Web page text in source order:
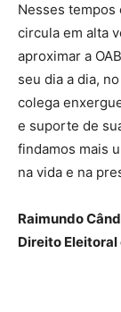
Nesses tempos
circula em alta
aproximar a
seu dia a dia,
colega
e suporte de
findamos mais
na vida e na
Raimundo
Direito Eleitoral